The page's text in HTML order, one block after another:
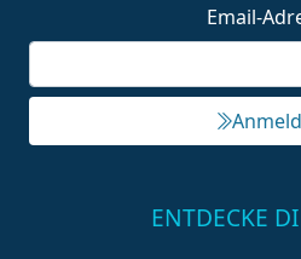
Email-
ENTDECKE